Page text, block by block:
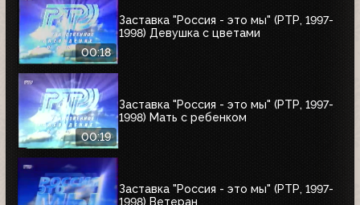
00:18
Заставка "Россия - это мы" (РТР, 1997-
1998) Девушка с цветами
00:19
Заставка "Россия - это мы" (РТР, 1997-
1998) Мать с ребенком
Заставка "Россия - это мы" (РТР, 1997-
1998) Ветеран